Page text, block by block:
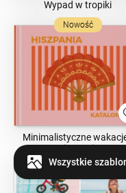
Wypad w tropiki
Nowość
Minimalistyczne
Hiszpania
Wszystkie